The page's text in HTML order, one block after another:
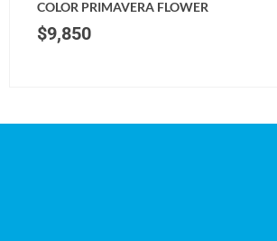
COLOR PRIMAVERA FLOWER
$9,850